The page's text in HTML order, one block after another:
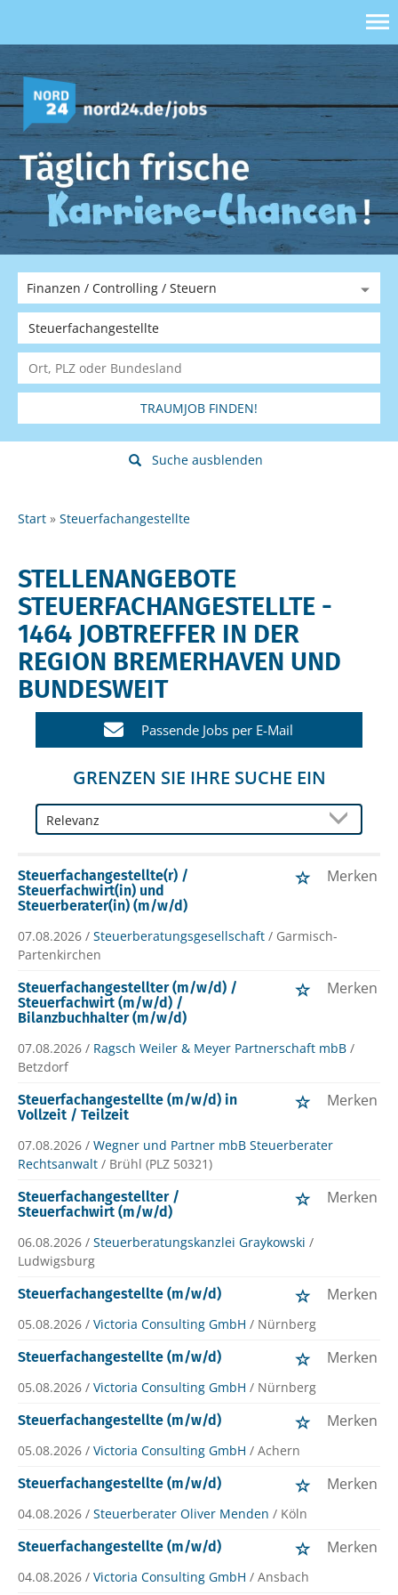
TRAUMJOB FINDEN!
Suche ausblenden
Start Steuerfachangestellte
STELLENANGEBOTE
STEUERFACHANGESTELLTE -
1464 JOBTREFFER IN DER
REGION BREMERHAVEN UND
BUNDESWEIT
Passende Jobs per E-Mail
GRENZEN SIE IHRE SUCHE EIN
Steuerfachangestellte(r) /
Steuerfachwirt(in) und
Steuerberater(in) (m/w/d)
Merken
07.08.2026 / Steuerberatungsgesellschaft / Garmisch-
Partenkirchen
Steuerfachangestellter (m/w/d) /
Steuerfachwirt (m/w/d) /
Bilanzbuchhalter (m/w/d)
Merken
07.08.2026 / Ragsch Weiler & Meyer Partnerschaft mbB /
Betzdorf
Steuerfachangestellte (m/w/d) in
Vollzeit / Teilzeit
Merken
07.08.2026 / Wegner und Partner mbB Steuerberater
Rechtsanwalt / Brühl (PLZ 50321)
Steuerfachangestellter /
Steuerfachwirt (m/w/d)
Merken
06.08.2026 / Steuerberatungskanzlei Graykowski /
Ludwigsburg
Steuerfachangestellte (m/w/d)
Merken
05.08.2026 / Victoria Consulting GmbH / Nürnberg
Steuerfachangestellte (m/w/d)
Merken
05.08.2026 / Victoria Consulting GmbH / Nürnberg
Steuerfachangestellte (m/w/d)
Merken
05.08.2026 / Victoria Consulting GmbH / Achern
Steuerfachangestellte (m/w/d)
Merken
04.08.2026 / Steuerberater Oliver Menden / Köln
Steuerfachangestellte (m/w/d)
Merken
04.08.2026 / Victoria Consulting GmbH / Ansbach